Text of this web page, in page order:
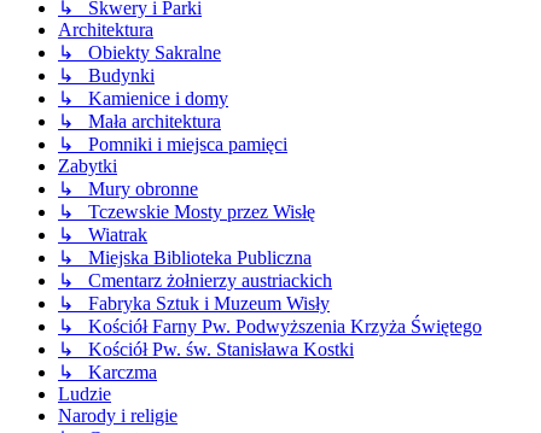
↳ Skwery i Parki
Architektura
↳ Obiekty Sakralne
↳ Budynki
↳ Kamienice i domy
↳ Mała architektura
↳ Pomniki i miejsca pamięci
Zabytki
↳ Mury obronne
↳ Tczewskie Mosty przez Wisłę
↳ Wiatrak
↳ Miejska Biblioteka Publiczna
↳ Cmentarz żołnierzy austriackich
↳ Fabryka Sztuk i Muzeum Wisły
↳ Kościół Farny Pw. Podwyższenia Krzyża Świętego
↳ Kościół Pw. św. Stanisława Kostki
↳ Karczma
Ludzie
Narody i religie